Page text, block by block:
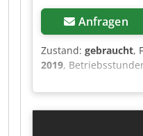
Anfragen
Zustand: gebraucht,
2019,
Verwendungszweck:
Kubota Dodpfxszb I